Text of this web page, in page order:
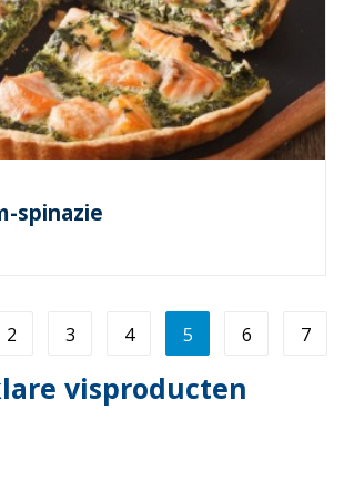
spinazie
2 3 4 5 6 7
visproducten